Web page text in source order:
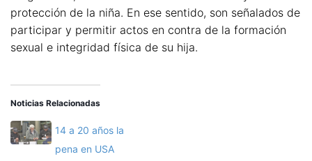
protección de la niña. En ese sentido, son señalados de
participar y permitir actos en contra de la formación
sexual e integridad física de su hija.
Noticias Relacionadas
14 a 20 años la
pena en USA